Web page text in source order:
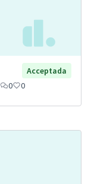
Acceptada
0 0